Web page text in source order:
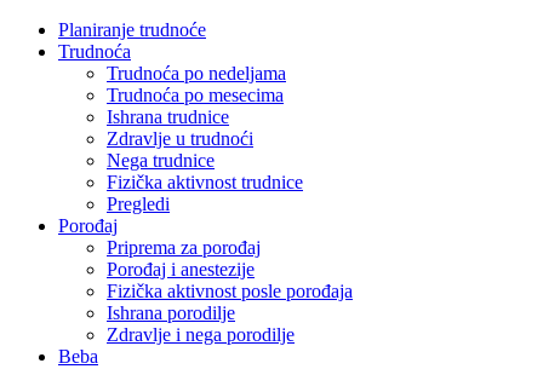
Planiranje trudnoće
Trudnoća
Trudnoća po nedeljama
Trudnoća po mesecima
Ishrana trudnice
Zdravlje u trudnoći
Nega trudnice
Fizička aktivnost trudnice
Pregledi
Porođaj
Priprema za porođaj
Porođaj i anestezije
Fizička aktivnost posle porođaja
Ishrana porodilje
Zdravlje i nega porodilje
Beba